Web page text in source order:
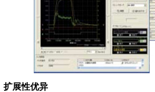
扩展性优异